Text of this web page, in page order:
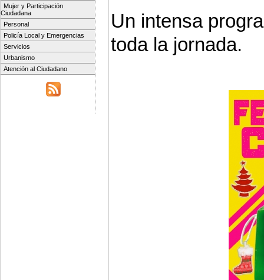
Mujer y Participación
Ciudadana
Personal
Policía Local y Emergencias
Servicios
Urbanismo
Atención al Ciudadano
Un intensa
toda la jornada.